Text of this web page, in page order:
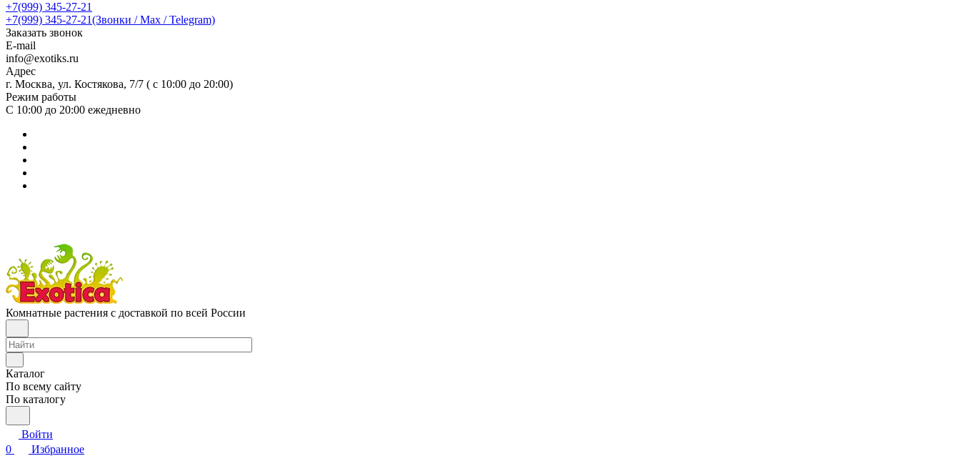
+7(999) 345-27-21
+7(999) 345-27-21(Звонки / Max / Telegram)
Заказать звонок
E-mail
info@exotiks.ru
Адрес
г. Москва, ул. Костякова, 7/7 ( с 10:00 до 20:00)
Режим работы
С 10:00 до 20:00 ежедневно
Комнатные растения с доставкой по всей России
Каталог
По всему сайту
По каталогу
Войти
0
Избранное